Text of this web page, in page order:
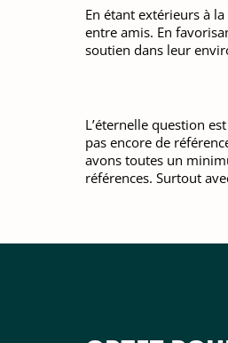
En étant extérieurs à
entre amis. En
soutien dans leur
L’éternelle question
pas encore de
avons toutes un
références. Surtout